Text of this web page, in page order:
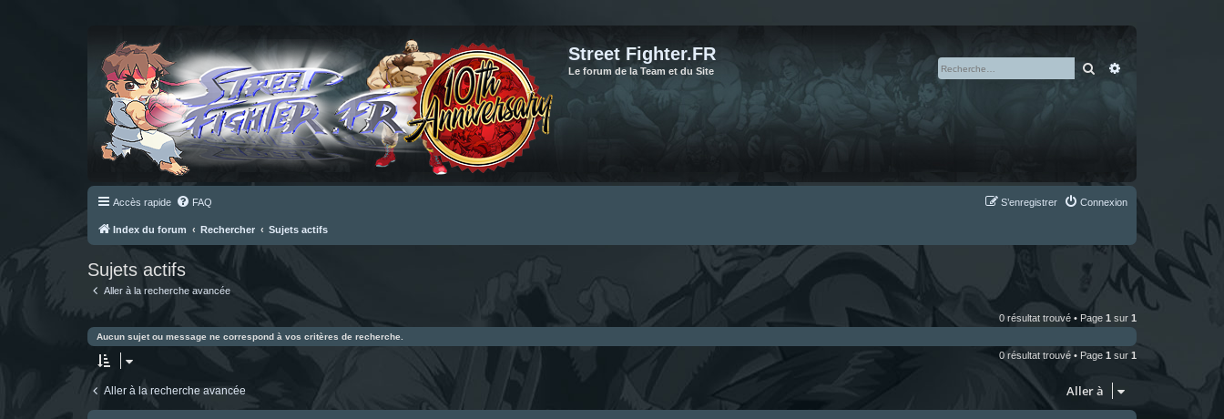
Street Fighter.FR
Le forum de la Team et du Site Rechercher
Accès rapide FAQ Connexion
S’enregistrer
Index du forum Rechercher Sujets actifs
Sujets actifs
Aller à la recherche avancée
0 résultat trouvé • Page 1 sur 1
Aucun sujet ou message ne correspond à vos critères de recherche.
0 résultat trouvé • Page 1 sur 1
Aller à la recherche avancée Aller à